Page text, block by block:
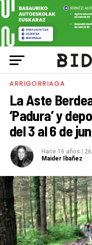
ARRIGORRIAGA
La Aste
‘Padura’ y
del 3 al 6 de
Hace 16 años
Maider Ibañez